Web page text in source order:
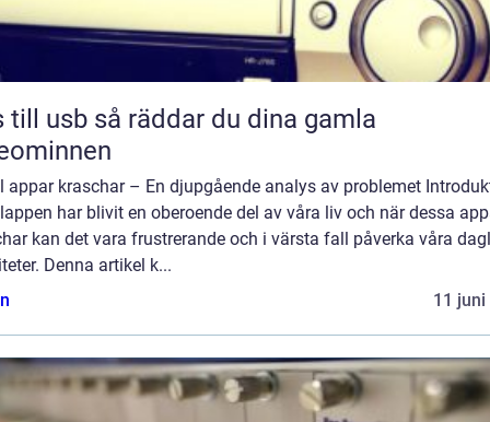
räddar du dina gamla
appar kraschar – En djupgående analys av problemet
har blivit en oberoende del av våra liv och när dessa
kan det vara frustrerande och i värsta fall påverka våra
Denna artikel k...
11 juni